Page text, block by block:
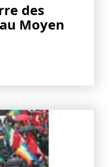
des
Moyen